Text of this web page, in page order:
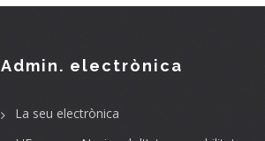
Admin. electrònica
La seu electrònica